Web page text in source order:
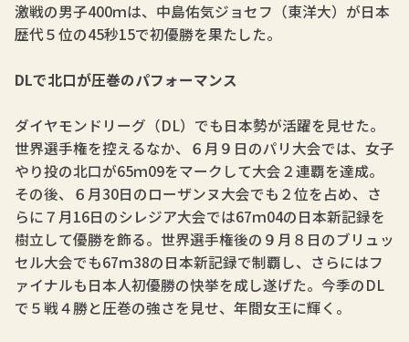
激戦の男子400ｍは、中島佑気ジョセフ（東洋大）が日本
歴代５位の45秒15で初優勝を果たした。
DLで北口が圧巻のパフォーマンス
ダイヤモンドリーグ（DL）でも日本勢が活躍を見せた。
世界選手権を控えるなか、６月９日のパリ大会では、女子
やり投の北口が65ｍ09をマークして大会２連覇を達成。
その後、６月30日のローザンヌ大会でも２位を占め、さ
らに７月16日のシレジア大会では67ｍ04の日本新記録を
樹立して優勝を飾る。世界選手権後の９月８日のブリュッ
セル大会でも67ｍ38の日本新記録で制覇し、さらにはフ
ァイナルも日本人初優勝の快挙を成し遂げた。今季のDL
で５戦４勝と圧巻の強さを見せ、年間女王に輝く。